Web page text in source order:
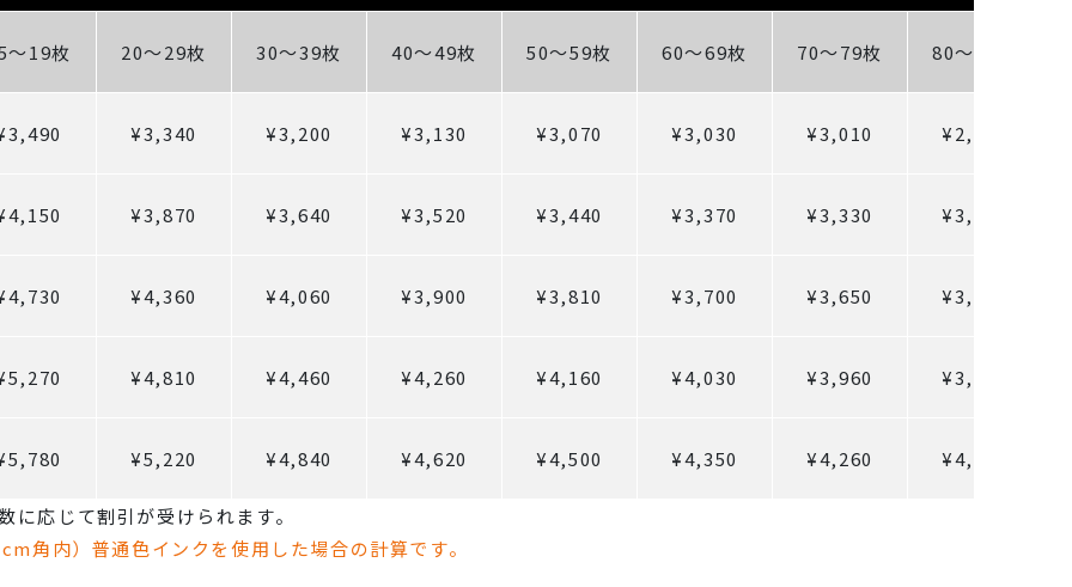
～19枚 20～29枚 30～39枚 40～49枚 50～59枚 60～69枚 70～79枚 80～89枚
¥3,340 ¥3,200 ¥3,130 ¥3,070 ¥3,030 ¥3,010 ¥2,990
¥3,870 ¥3,640 ¥3,520 ¥3,440 ¥3,370 ¥3,330 ¥3,300
¥4,360 ¥4,060 ¥3,900 ¥3,810 ¥3,700 ¥3,650 ¥3,600
¥4,810 ¥4,460 ¥4,260 ¥4,160 ¥4,030 ¥3,960 ¥3,900
¥5,220 ¥4,840 ¥4,620 ¥4,500 ¥4,350 ¥4,260 ¥4,190
応じて割引が受けられます。
角内）普通色インクを使用した場合の計算です。